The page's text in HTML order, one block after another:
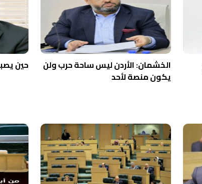
الخشمان: الأردن ليس ساحة حرب ولن
يكون منصة لأحد
حين